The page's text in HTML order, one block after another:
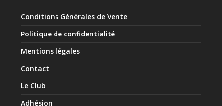
Conditions Générales de Vente
Politique de confidentialité
Mentions légales
Contact
Le Club
Adhésion